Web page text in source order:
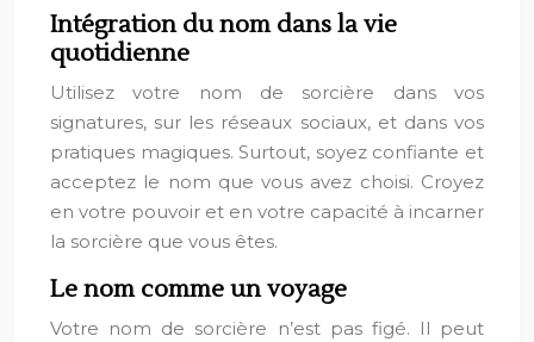
Intégration du nom dans la vie
quotidienne
Utilisez votre nom de sorcière dans vos
signatures, sur les réseaux sociaux, et dans vos
pratiques magiques. Surtout, soyez confiante et
acceptez le nom que vous avez choisi. Croyez
en votre pouvoir et en votre capacité à incarner
la sorcière que vous êtes.
Le nom comme un voyage
Votre nom de sorcière n’est pas figé. Il peut